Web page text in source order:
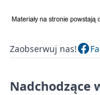
Zaobserwuj nas!
Nadchodzące